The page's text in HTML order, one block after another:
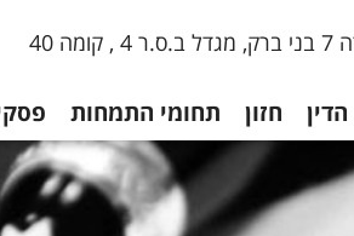
40
חזון תחומי התמחות